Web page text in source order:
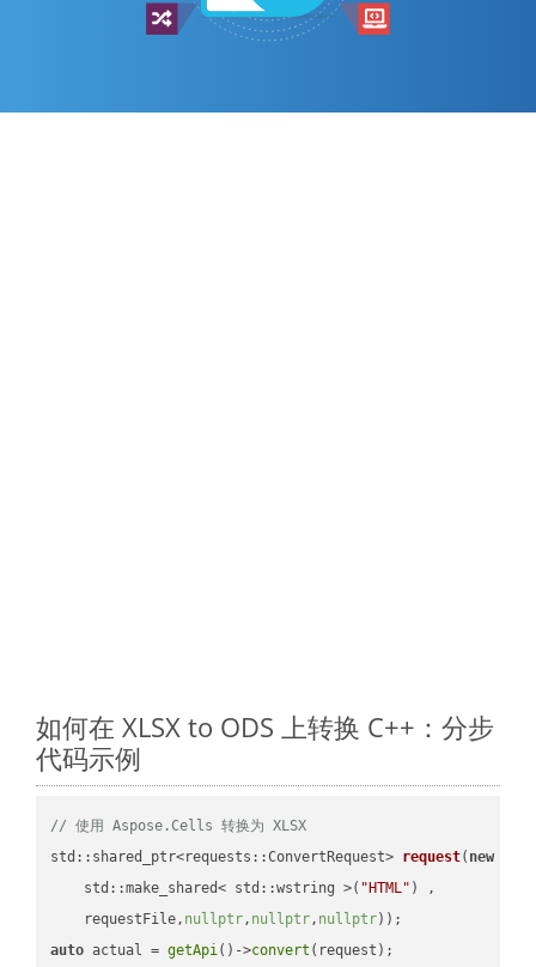
如何在 XLSX to ODS 上转换 C++：分步
代码示例
// 使用 Aspose.Cells 转换为 XLSX
std::shared_ptr<requests::ConvertRequest> request( new
    std::make_shared< std::wstring >(
"HTML" ) ,
    requestFile,
nullptr, nullptr, nullptr))
auto actual = getApi()->convert